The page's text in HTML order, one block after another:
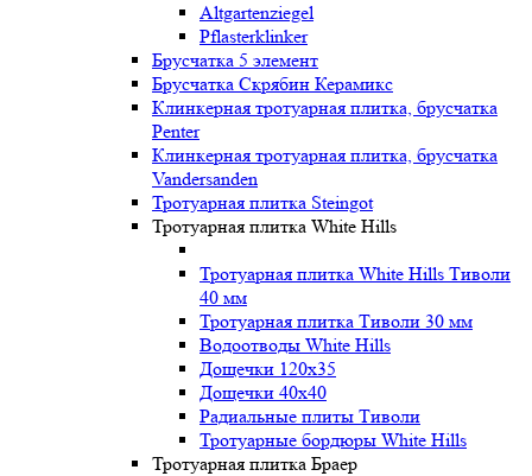
Altgartenziegel
Pflasterklinker
Брусчатка 5 элемент
Брусчатка Скрябин Керамикс
Клинкерная тротуарная плитка, брусчатка
Penter
Клинкерная тротуарная плитка, брусчатка
Vandersanden
Тротуарная плитка Steingot
Тротуарная плитка White Hills
Тротуарная плитка White Hills Тиволи
40 мм
Тротуарная плитка Тиволи 30 мм
Водоотводы White Hills
Дощечки 120x35
Дощечки 40x40
Радиальные плиты Тиволи
Тротуарные бордюры White Hills
Тротуарная плитка Браер